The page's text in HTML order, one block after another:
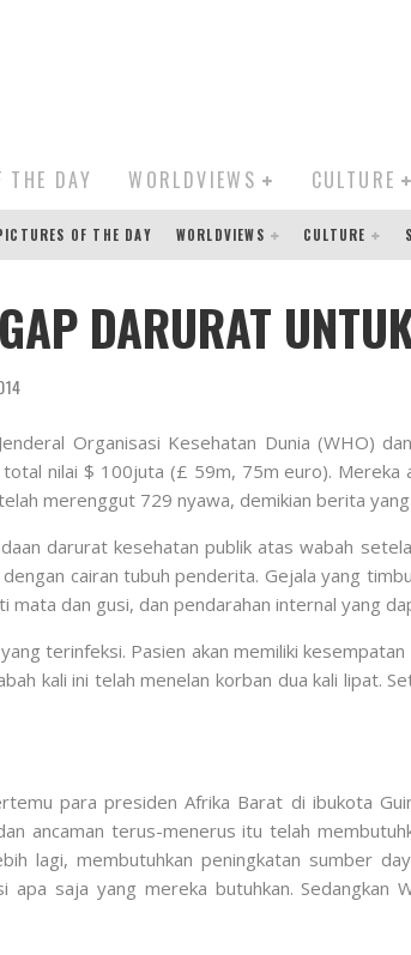
THE DAY WORLDVIEWS CULTURE
OF THE DAY WORLDVIEWS CULTURE
DARURAT
Organisasi Kesehatan Dunia (WHO)
nilai $ 100juta (£ 59m, 75m euro).
merenggut 729 nyawa, demikian berita yang
darurat kesehatan publik atas wabah
cairan tubuh penderita. Gejala yang
dan gusi, dan pendarahan internal yang
terinfeksi. Pasien akan memiliki
kali ini telah menelan korban dua kali lipat.
para presiden Afrika Barat di ibukota
ancaman terus-menerus itu telah
lagi, membutuhkan peningkatan sumber
saja yang mereka butuhkan. Sedangkan